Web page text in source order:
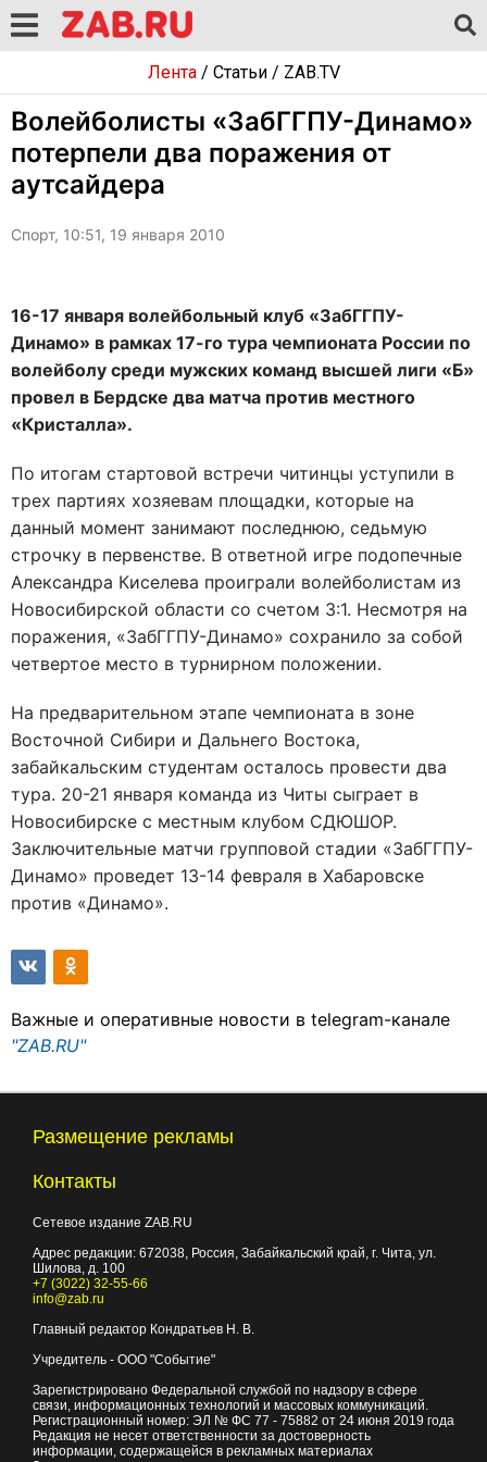
Лента/ Статьи/ ZAB.TV
Волейболисты «ЗабГГПУ-Динамо»
потерпели два поражения от
аутсайдера
Спорт, 10:51, 19 января 2010
16-17 января волейбольный клуб «ЗабГГПУ-
Динамо» в рамках 17-го тура чемпионата России по
волейболу среди мужских команд высшей лиги «Б»
провел в Бердске два матча против местного
«Кристалла».
По итогам стартовой встречи читинцы уступили в
трех партиях хозяевам площадки, которые на
данный момент занимают последнюю, седьмую
строчку в первенстве. В ответной игре подопечные
Александра Киселева проиграли волейболистам из
Новосибирской области со счетом 3:1. Несмотря на
поражения, «ЗабГГПУ-Динамо» сохранило за собой
четвертое место в турнирном положении.
На предварительном этапе чемпионата в зоне
Восточной Сибири и Дальнего Востока,
забайкальским студентам осталось провести два
тура. 20-21 января команда из Читы сыграет в
Новосибирске с местным клубом СДЮШОР.
Заключительные матчи групповой стадии «ЗабГГПУ-
Динамо» проведет 13-14 февраля в Хабаровске
против «Динамо».
Важные и оперативные новости в telegram-канале
"ZAB.RU"
Размещение рекламы
Контакты
Сетевое издание ZAB.RU
Адрес редакции: 672038, Россия, Забайкальский край, г. Чита, ул.
Шилова, д. 100
+7 (3022) 32-55-66
info@zab.ru
Главный редактор Кондратьев Н. В.
Учредитель - ООО "Событие"
Зарегистрировано Федеральной службой по надзору в сфере
связи, информационных технологий и массовых коммуникаций.
Регистрационный номер: ЭЛ № ФС 77 - 75882 от 24 июня 2019 года
Редакция не несет ответственности за достоверность
информации, содержащейся в рекламных материалах